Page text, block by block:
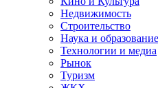
Недвижимость
Строительство
Наука и образование
Технологии и медиа
Рынок
Туризм